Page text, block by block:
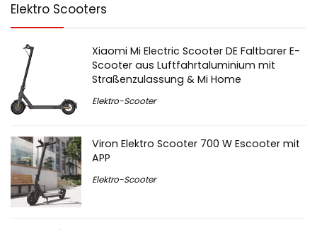
Elektro Scooters
Xiaomi Mi Electric Scooter DE Faltbarer E-
Scooter aus Luftfahrtaluminium mit
Straßenzulassung & Mi Home
Elektro-Scooter
Viron Elektro Scooter 700 W Escooter mit
APP
Elektro-Scooter